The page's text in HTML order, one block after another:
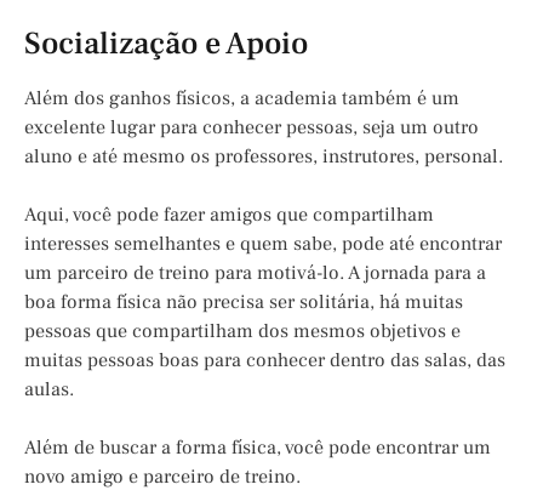
Socialização e Apoio
Além dos ganhos físicos, a academia também é um
excelente lugar para conhecer pessoas, seja um outro
aluno e até mesmo os professores, instrutores, personal.
Aqui, você pode fazer amigos que compartilham
interesses semelhantes e quem sabe, pode até encontrar
um parceiro de treino para motivá-lo. A jornada para a
boa forma física não precisa ser solitária, há muitas
pessoas que compartilham dos mesmos objetivos e
muitas pessoas boas para conhecer dentro das salas, das
aulas.
Além de buscar a forma física, você pode encontrar um
novo amigo e parceiro de treino.